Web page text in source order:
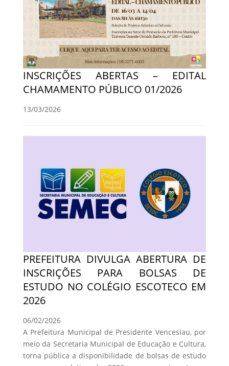
INSCRIÇÕES ABERTAS – EDITAL
CHAMAMENTO PÚBLICO 01/2026
13/03/2026
PREFEITURA DIVULGA ABERTURA DE
INSCRIÇÕES PARA BOLSAS DE
ESTUDO NO COLÉGIO ESCOTECO EM
2026
06/02/2026
A Prefeitura Municipal de Presidente Venceslau, por
meio da Secretaria Municipal de Educação e Cultura,
torna pública a disponibilidade de bolsas de estudo